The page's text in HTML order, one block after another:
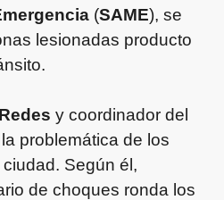
(SAME), se
lesionadas producto
Redes y coordinador del
problemática de los
Según él,
de choques ronda los